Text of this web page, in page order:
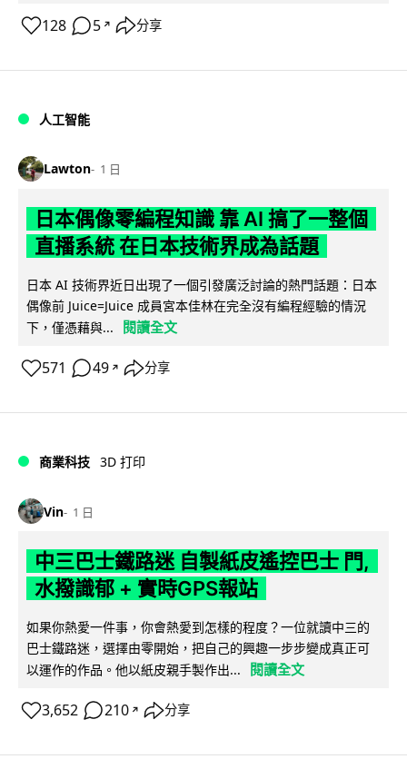
128 5 ↗ 分享
人工智能
Lawton 1 日
日本偶像零編程知識 靠 AI 搞了一整個
直播系統 在日本技術界成為話題
日本 AI 技術界近日出現了一個引發廣泛討論的熱門話題：日本
偶像前 Juice=Juice 成員宮本佳林在完全沒有編程經驗的情況
下，僅憑藉與...
閱讀全文
571 49 ↗ 分享
商業科技 3D 打印
Vin 1 日
中三巴士鐵路迷 自製紙皮遙控巴士 門,
水撥識郁 + 實時GPS報站
如果你熱愛一件事，你會熱愛到怎樣的程度？一位就讀中三的
巴士鐵路迷，選擇由零開始，把自己的興趣一步步變成真正可
以運作的作品。他以紙皮親手製作出...
閱讀全文
3,652 210 ↗ 分享